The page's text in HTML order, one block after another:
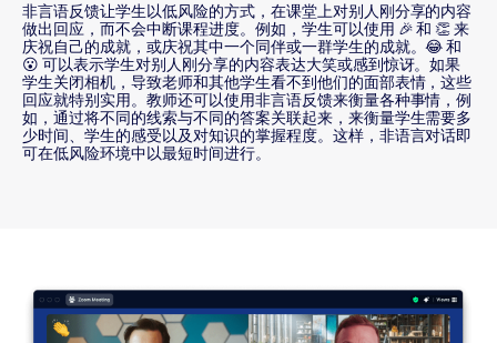
非言语反馈让学生以低风险的方式，在课堂上对别人刚分享的内容
做出回应，而不会中断课程进度。例如，学生可以使用 🎉 和 👏 来
庆祝自己的成就，或庆祝其中一个同伴或一群学生的成就。😂 和
😮 可以表示学生对别人刚分享的内容表达大笑或感到惊讶。如果
学生关闭相机，导致老师和其他学生看不到他们的面部表情，这些
回应就特别实用。教师还可以使用非言语反馈来衡量各种事情，例
如，通过将不同的线索与不同的答案关联起来，来衡量学生需要多
少时间、学生的感受以及对知识的掌握程度。这样，非语言对话即
可在低风险环境中以最短时间进行。